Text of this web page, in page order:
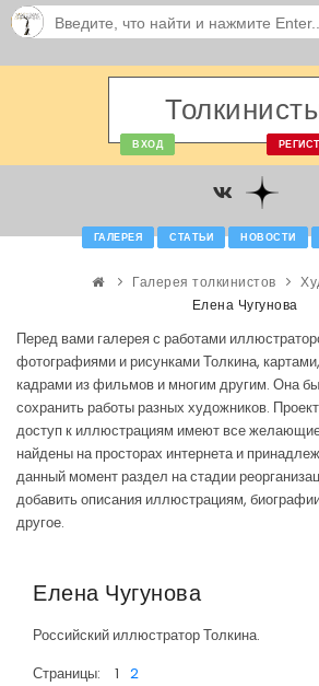
ВХОД
ГАЛЕРЕЯ СТАТЬИ НОВОСТИ
Галерея толкинистов
Елена Чугунова
Перед вами галерея с работами
фотографиями и рисунками Толкина,
кадрами из фильмов и многим другим. Она
сохранить работы разных художников.
доступ к иллюстрациям имеют все
найдены на просторах интернета и
данный момент раздел на стадии
добавить описания иллюстрациям,
другое.
Елена Чугунова
Российский иллюстратор Толкина.
Страницы:
1 2